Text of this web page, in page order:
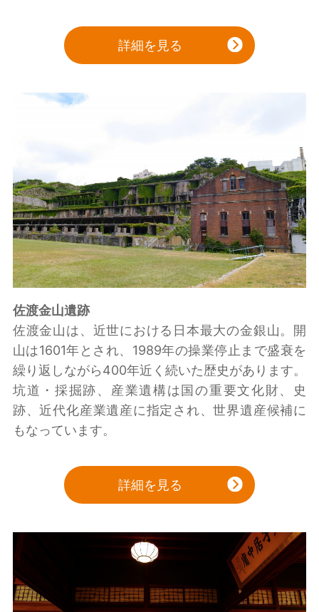
詳細を見る
佐渡金山遺跡
佐渡金山は、近世における日本最大の金銀山。開
山は1601年とされ、1989年の操業停止まで盛衰を
繰り返しながら400年近く続いた歴史があります。
坑道・採掘跡、産業遺構は国の重要文化財、史
跡、近代化産業遺産に指定され、世界遺産候補に
もなっています。
詳細を見る